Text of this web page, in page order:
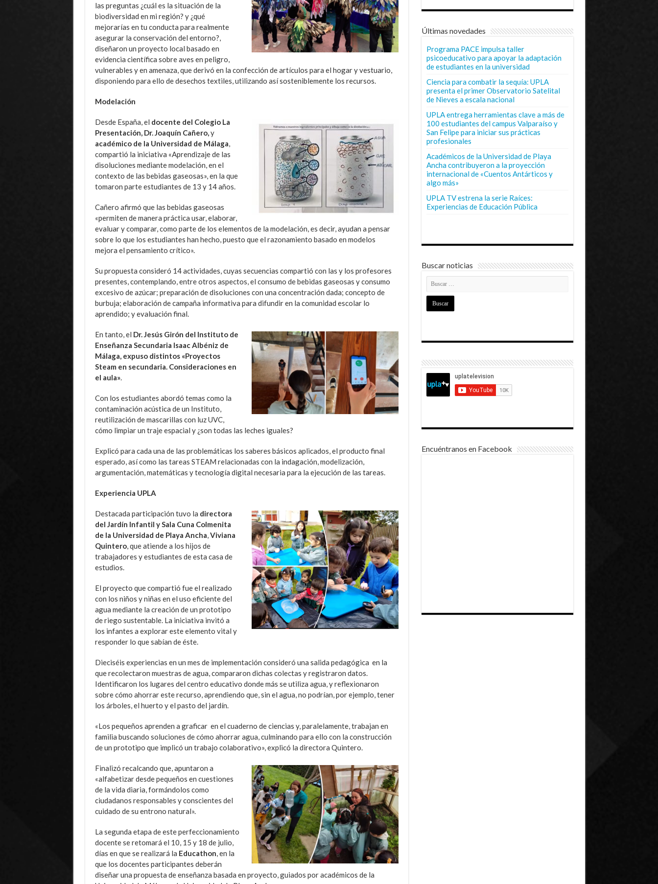
las preguntas ¿cuál es la situación de la
biodiversidad en mi región? y ¿qué
mejorarías en tu conducta para realmente
asegurar la conservación del entorno?,
diseñaron un proyecto local basado en
evidencia científica sobre aves en peligro,
vulnerables y en amenaza, que derivó en la confección de artículos para el hogar y vestuario,
disponiendo para ello de desechos textiles, utilizando así sosteniblemente los recursos.
Modelación
Desde España, el docente del Colegio La
Presentación, Dr. Joaquín Cañero,y
académico de la Universidad de Málaga,
compartió la iniciativa «Aprendizaje de las
disoluciones mediante modelación, en el
contexto de las bebidas gaseosas», en la que
tomaron parte estudiantes de 13 y 14 años.
Cañero afirmó que las bebidas gaseosas
«permiten de manera práctica usar, elaborar,
evaluar y comparar, como parte de los elementos de la modelación, es decir, ayudan a pensar
sobre lo que los estudiantes han hecho, puesto que el razonamiento basado en modelos
mejora el pensamiento crítico».
Su propuesta consideró 14 actividades, cuyas secuencias compartió con las y los profesores
presentes, contemplando, entre otros aspectos, el consumo de bebidas gaseosas y consumo
excesivo de azúcar; preparación de disoluciones con una concentración dada; concepto de
burbuja; elaboración de campaña informativa para difundir en la comunidad escolar lo
aprendido; y evaluación final.
En tanto, el Dr. Jesús Girón del Instituto de
Enseñanza Secundaria Isaac Albéniz de
Málaga, expuso distintos «Proyectos
Steam en secundaria. Consideraciones en
el aula».
Con los estudiantes abordó temas como la
contaminación acústica de un Instituto,
reutilización de mascarillas con luz UVC,
cómo limpiar un traje espacial y ¿son todas las leches iguales?
Explicó para cada una de las problemáticas los saberes básicos aplicados, el producto final
esperado, así como las tareas STEAM relacionadas con la indagación, modelización,
argumentación, matemáticas y tecnología digital necesaria para la ejecución de las tareas.
Experiencia UPLA
Destacada participación tuvo la directora
del Jardín Infantil y Sala Cuna Colmenita
de la Universidad de Playa Ancha,Viviana
Quintero, que atiende a los hijos de
trabajadores y estudiantes de esta casa de
estudios.
El proyecto que compartió fue el realizado
con los niños y niñas en el uso eficiente del
agua mediante la creación de un prototipo
de riego sustentable. La iniciativa invitó a
los infantes a explorar este elemento vital y
responder lo que sabían de éste.
Dieciséis experiencias en un mes de implementación consideró una salida pedagógica en la
que recolectaron muestras de agua, compararon dichas colectas y registraron datos.
Identificaron los lugares del centro educativo donde más se utiliza agua, y reflexionaron
sobre cómo ahorrar este recurso, aprendiendo que, sin el agua, no podrían, por ejemplo, tener
los árboles, el huerto y el pasto del jardín.
«Los pequeños aprenden a graficar en el cuaderno de ciencias y, paralelamente, trabajan en
familia buscando soluciones de cómo ahorrar agua, culminando para ello con la construcción
de un prototipo que implicó un trabajo colaborativo», explicó la directora Quintero.
Finalizó recalcando que, apuntaron a
«alfabetizar desde pequeños en cuestiones
de la vida diaria, formándolos como
ciudadanos responsables y conscientes del
cuidado de su entrono natural».
La segunda etapa de este perfeccionamiento
docente se retomará el 10, 15 y 18 de julio,
días en que se realizará la Educathon, en la
que los docentes participantes deberán
diseñar una propuesta de enseñanza basada en proyecto, guiados por académicos de la
Últimas novedades
Programa PACE impulsa taller
psicoeducativo para apoyar la adaptación
de estudiantes en la universidad
Ciencia para combatir la sequía: UPLA
presenta el primer Observatorio Satelital
de Nieves a escala nacional
UPLA entrega herramientas clave a más de
100 estudiantes del campus Valparaíso y
San Felipe para iniciar sus prácticas
profesionales
Académicos de la Universidad de Playa
Ancha contribuyeron a la proyección
internacional de «Cuentos Antárticos y
algo más»
UPLA TV estrena la serie Raíces:
Experiencias de Educación Pública
Buscar noticias
Encuéntranos en Facebook